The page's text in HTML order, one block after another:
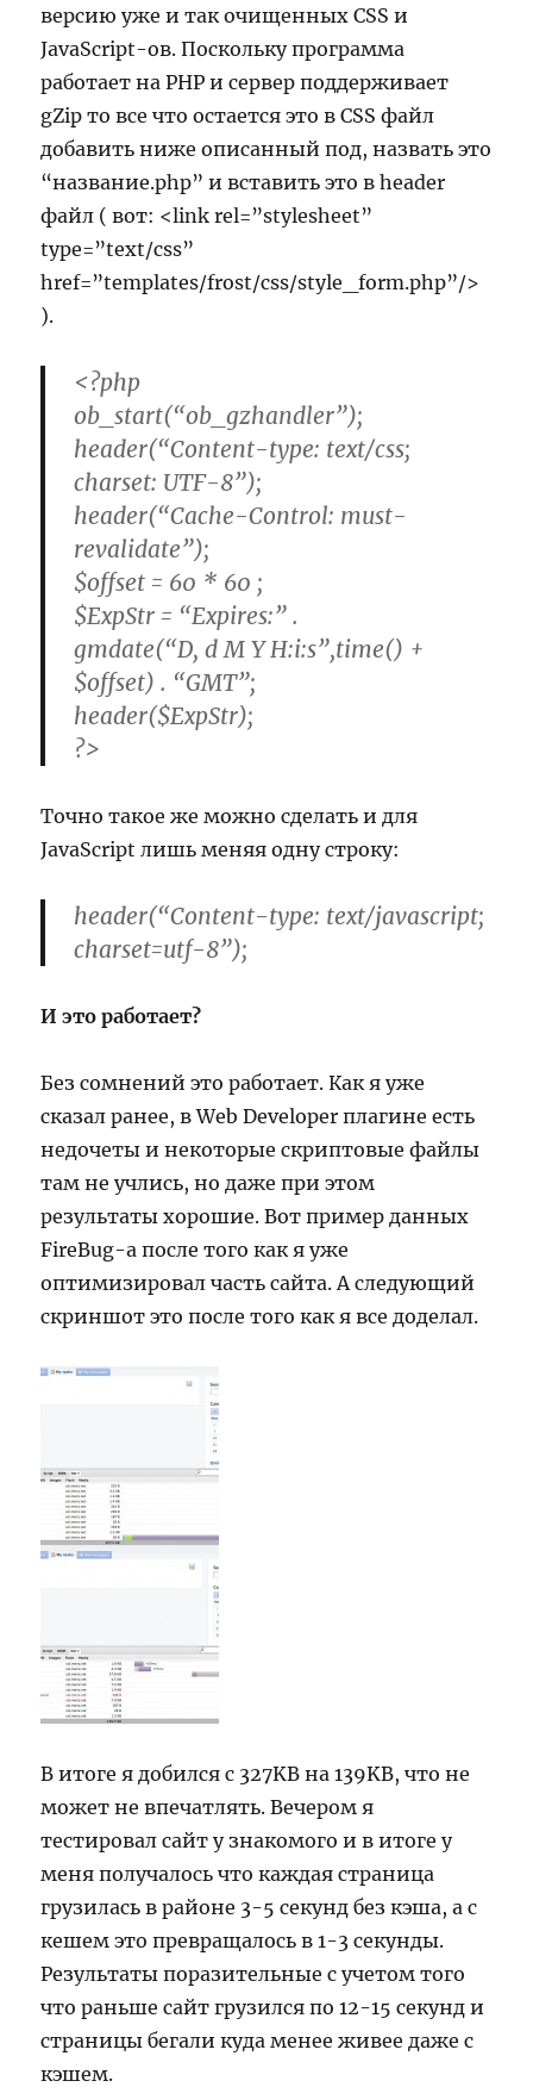
версию уже и так очищенных CSS и
JavaScript-ов. Поскольку программа
работает на PHP и сервер поддерживает
gZip то все что остается это в CSS файл
добавить ниже описанный под, назвать это
“название.php” и вставить это в header
файл ( вот: <link rel=”stylesheet”
type=”text/css”
href=”templates/frost/css/style_form.php”/>
).
<?php
ob_start(“ob_gzhandler”);
header(“Content-type: text/css;
charset: UTF-8”);
header(“Cache-Control: must-
revalidate”);
$offset = 60 * 60 ;
$ExpStr = “Expires:” .
gmdate(“D, d M Y H:i:s”,time() +
$offset) . “GMT”;
header($ExpStr);
?>
Точно такое же можно сделать и для
JavaScript лишь меняя одну строку:
header(“Content-type: text/javascript;
charset=utf-8”);
И это работает?
Без сомнений это работает. Как я уже
сказал ранее, в Web Developer плагине есть
недочеты и некоторые скриптовые файлы
там не учлись, но даже при этом
результаты хорошие. Вот пример данных
FireBug-а после того как я уже
оптимизировал часть сайта. А следующий
скриншот это после того как я все доделал.
В итоге я добился с 327KB на 139KB, что не
может не впечатлять. Вечером я
тестировал сайт у знакомого и в итоге у
меня получалось что каждая страница
грузилась в районе 3-5 секунд без кэша, а с
кешем это превращалось в 1-3 секунды.
Результаты поразительные с учетом того
что раньше сайт грузился по 12-15 секунд и
страницы бегали куда менее живее даже с
кэшем.